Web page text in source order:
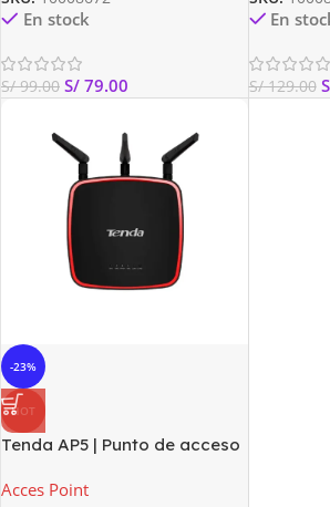
En stock
S/99.00 S/ 79.00
En
S/129.00
-23%
HOT
Tenda AP5 | Punto de acceso
100Mb/s
Acces Point